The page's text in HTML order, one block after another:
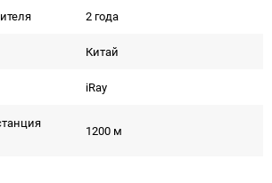
2 года
Китай
iRay
1200 м